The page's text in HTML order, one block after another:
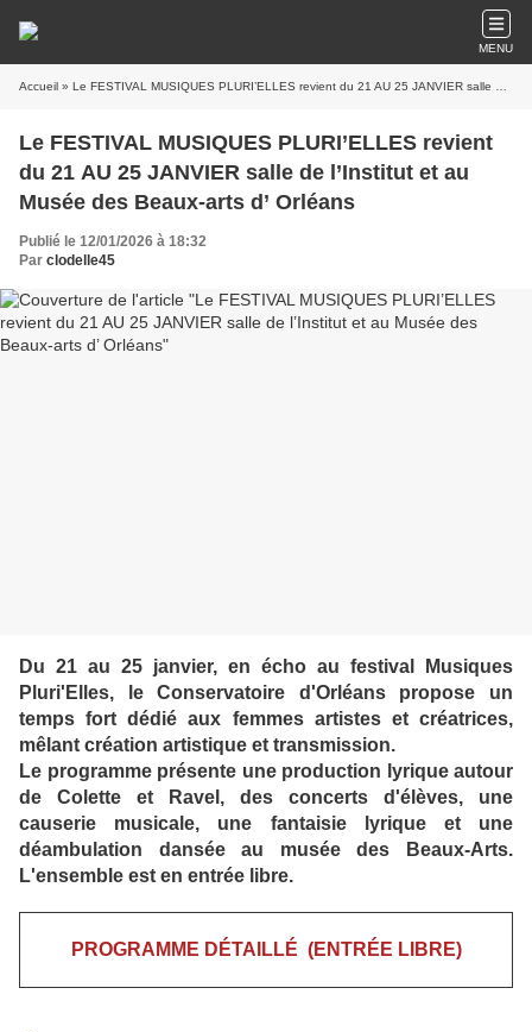
MENU
Accueil » Le FESTIVAL MUSIQUES PLURI’ELLES revient du 21 AU 25 JANVIER salle de l’Institut et au Musée des Beaux-arts d’ Orléans
Le FESTIVAL MUSIQUES PLURI’ELLES revient
du 21 AU 25 JANVIER salle de l’Institut et au
Musée des Beaux-arts d’ Orléans
Publié le 12/01/2026 à 18:32
Par clodelle45
Du 21 au 25 janvier, en écho au festival Musiques
Pluri'Elles, le Conservatoire d'Orléans propose un
temps fort dédié aux femmes artistes et créatrices,
mêlant création artistique et transmission.
Le programme présente une production lyrique autour
de Colette et Ravel, des concerts d'élèves, une
causerie musicale, une fantaisie lyrique et une
déambulation dansée au musée des Beaux-Arts.
L'ensemble est en entrée libre.
PROGRAMME DÉTAILLÉ (ENTRÉE LIBRE)